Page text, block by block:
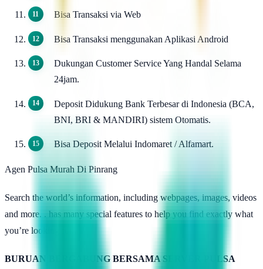
Bisa Transaksi via Web
Bisa Transaksi menggunakan Aplikasi Android
Dukungan Customer Service Yang Handal Selama
24jam.
Deposit Didukung Bank Terbesar di Indonesia (BCA,
BNI, BRI & MANDIRI) sistem Otomatis.
Bisa Deposit Melalui Indomaret / Alfamart.
Agen Pulsa Murah Di Pinrang
Search the world’s information, including webpages, images, videos
and more. . has many special features to help you find exactly what
you’re looking for..
BURUAN BERGABUNG BERSAMA SERVER PULSA